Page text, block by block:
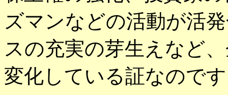
ズマンなどの活動が活
スの充実の芽生えなど
変化している証なので